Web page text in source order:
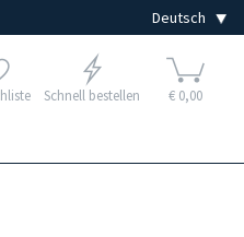
Schnell bestellen € 0,00